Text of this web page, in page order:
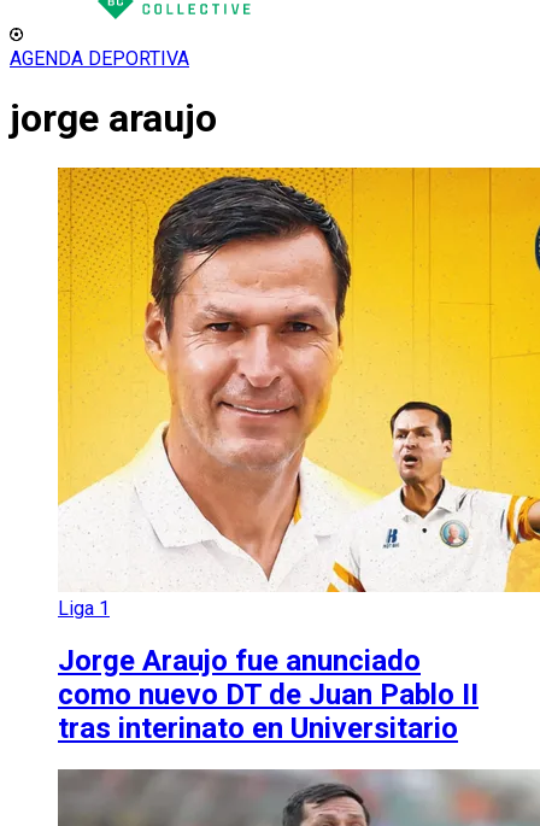
AGENDA DEPORTIVA
jorge araujo
Liga 1
Jorge Araujo fue anunciado
como nuevo DT de Juan Pablo II
tras interinato en Universitario